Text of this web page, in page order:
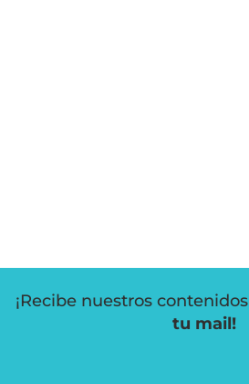
¡Recibe nuestros contenidos
tu mail!